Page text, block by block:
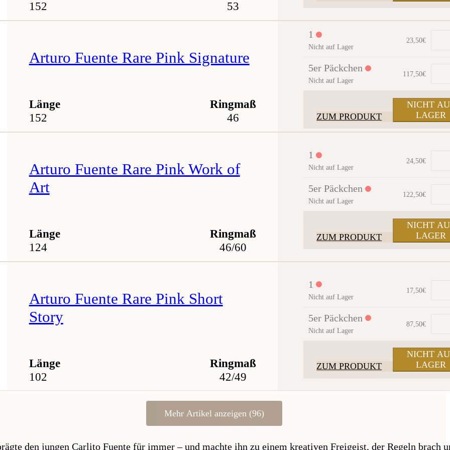
152 53
Arturo Fuente Rare Pink Signature
Länge
152
Ringmaß
46
1
Nicht auf Lager
23,50€
5er Päckchen
Nicht auf Lager
117,50€
ZUM PRODUKT
NICHT
LAGER
Arturo Fuente Rare Pink Work of
Art
Länge
124
Ringmaß
46/60
1
Nicht auf Lager
24,50€
5er Päckchen
Nicht auf Lager
122,50€
ZUM PRODUKT
NICHT
LAGER
Arturo Fuente Rare Pink Short
Story
Länge
102
Ringmaß
42/49
1
Nicht auf Lager
17,50€
5er Päckchen
Nicht auf Lager
87,50€
ZUM PRODUKT
NICHT
LAGER
Mehr Artikel anzeigen (96)
den jungen Carlito Fuente für immer – und machte ihn zu einem kreativen Freigeist, der Regeln brach